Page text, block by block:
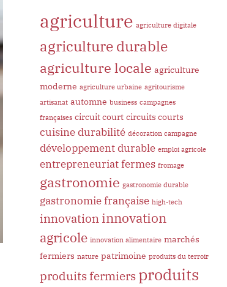
agriculture agriculture digitale
agriculture durable
agriculture locale agriculture
moderne agriculture urbaine agritourisme
artisanat automne business campagnes
françaises circuit court circuits courts
cuisinedurabilité décoration campagne
développement durable emploi agricole
entrepreneuriatfermes fromage
gastronomie gastronomie durable
gastronomie française high-tech
innovation innovation
agricole innovation alimentaire marchés
fermiers nature patrimoine produits du terroir
produits fermiers produits